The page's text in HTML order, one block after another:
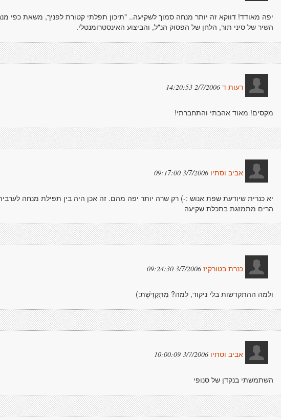
יפה מאודד! דווקא זה יותר מנחה סמוך לשקיעה.. "תיכון תפלתי קטורת לפניך, משאת
השיר של סיני תור, הלחן של הפסוק הנ"ל, והביצוע האינסטרומנטלי.
רעות ד 2/7/2006 14:20:53
מקסים! מאוד אהבתי והתחברתי!
אביב וסתיו 3/7/2006 09:17:00
יא כנרית שיודעת שפת אנוש :-) רק שרה יותר יפה מהם. זה אכן היה בין תפילת מנחה
הרים מתמזגת בתכלת שקיעה
כנרת בטורקיז 3/7/2006 09:24:30
ולמה ההתקדשות בלי ניקוד, למה? מִתְקַדֶּשֶׁת:)
אביב וסתיו 3/7/2006 10:00:09
השתמשתי בנקדן של סנופי